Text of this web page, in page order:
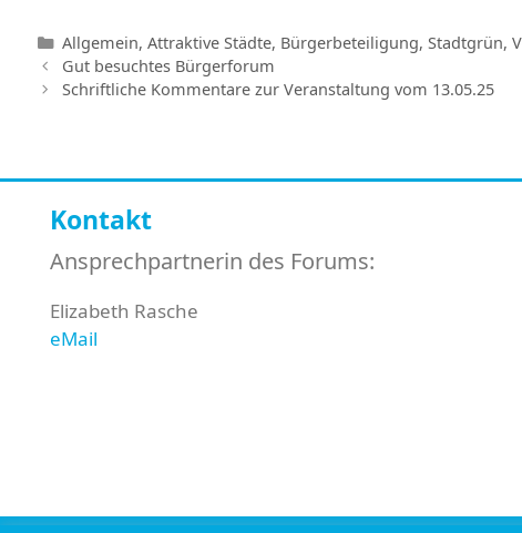
Kategorien
Allgemein, Attraktive Städte, Bürgerbeteiligung, Stadtgrün,
Gut besuchtes Bürgerforum
Schriftliche Kommentare zur Veranstaltung vom 13.05.25
Kontakt
Ansprechpartnerin des Forums:
Elizabeth Rasche
eMail